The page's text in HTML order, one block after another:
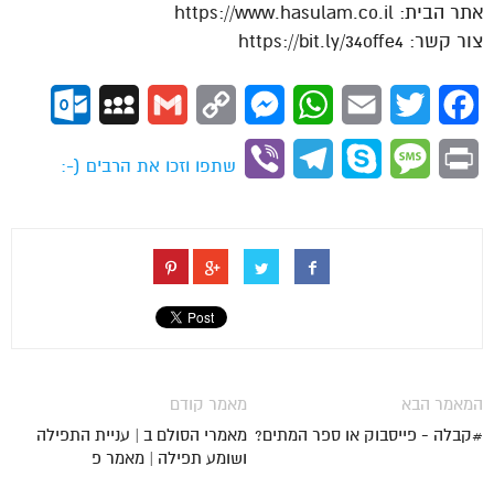
אתר הבית: https://www.hasulam.co.il
צור קשר: https://bit.ly/34offe4
Facebook
Twitter
Email
WhatsApp
Messenger
Copy
Gmail
MySpace
Print
Message
Skype
Telegram
Viber
שתפו וזכו את הרבים (-:
מאמר קודם
מאמרי הסולם ב | עניית התפילה
ושומע תפילה | מאמר פ
המאמר הבא
#קבלה - פייסבוק או ספר המתים?